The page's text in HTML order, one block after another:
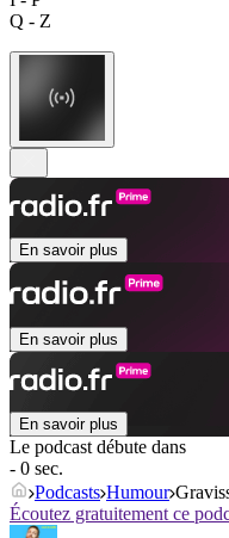
Q - Z
En savoir plus
En savoir plus
En savoir plus
Le podcast débute dans
- 0 sec.
Podcasts Humour
Écoutez gratuitement ce